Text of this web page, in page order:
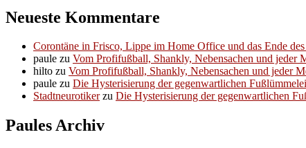
Neueste Kommentare
Corontäne in Frisco, Lippe im Home Office und das Ende
paule zu Vom Profifußball, Shankly, Nebensachen und jeder
hilto zu Vom Profifußball, Shankly, Nebensachen und jeder
paule zu Die Hysterisierung der gegenwartlichen
Stadtneurotikerzu Die Hysterisierung der gegenwartlichen
Paules Archiv